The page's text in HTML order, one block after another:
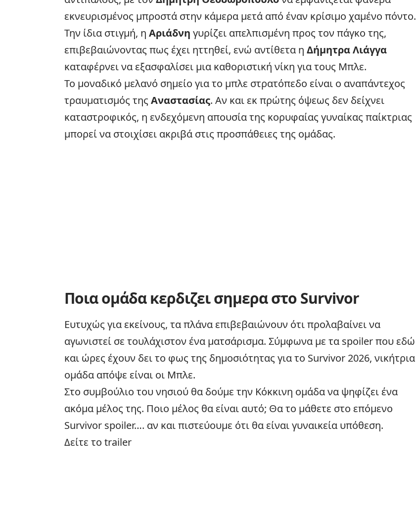
εκνευρισμένος μπροστά στην κάμερα μετά από έναν κρίσιμο χαμένο πόντο.
Την ίδια στιγμή, η Αριάδνη γυρίζει απελπισμένη προς τον πάγκο της,
επιβεβαιώνοντας πως έχει ηττηθεί, ενώ αντίθετα η Δήμητρα Λιάγγα
καταφέρνει να εξασφαλίσει μια καθοριστική νίκη για τους Μπλε.
Το μοναδικό μελανό σημείο για το μπλε στρατόπεδο είναι ο αναπάντεχος
τραυματισμός της Αναστασίας. Αν και εκ πρώτης όψεως δεν δείχνει
καταστροφικός, η ενδεχόμενη απουσία της κορυφαίας γυναίκας παίκτριας
μπορεί να στοιχίσει ακριβά στις προσπάθειες της ομάδας.
Ποια ομάδα κερδιζει σημερα στο Survivor
Ευτυχώς για εκείνους, τα πλάνα επιβεβαιώνουν ότι προλαβαίνει να
αγωνιστεί σε τουλάχιστον ένα ματσάρισμα. Σύμφωνα με τα spoiler που εδώ
και ώρες έχουν δει το φως της δημοσιότητας για το Survivor 2026, νικήτρια
ομάδα απόψε είναι οι Μπλε.
Στο συμβούλιο του νησιού θα δούμε την Κόκκινη ομάδα να ψηφίζει ένα
ακόμα μέλος της. Ποιο μέλος θα είναι αυτό; Θα το μάθετε στο επόμενο
Survivor spoiler…. αν και πιστεύουμε ότι θα είναι γυναικεία υπόθεση.
Δείτε το trailer